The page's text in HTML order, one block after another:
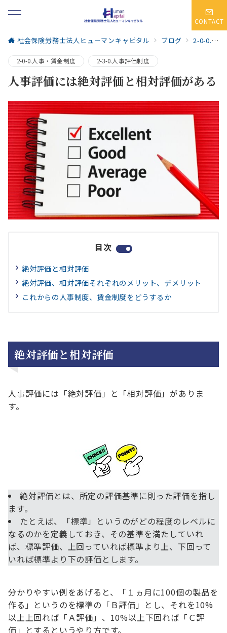
CONTACT
社会保険労務士法人ヒューマンキャピタル ブログ 2-0-0.人事・賃金制度
2-0-0.人事・賃金制度 2-3-0.人事評価制度
人事評価には絶対評価と相対評価がある
目次
絶対評価と相対評価
絶対評価、相対評価それぞれのメリット、デメリット
これからの人事制度、賃金制度をどうするか
絶対評価と相対評価
人事評価には「絶対評価」と「相対評価」がありま
す。
絶対評価とは、所定の評価基準に則った評価を指し
ます。
たとえば、「標準」というのがどの程度のレベルに
なるのかを定義しておき、その基準を満たしていれ
ば、標準評価、上回っていれば標準より上、下回って
いれば標準より下の評価とします。
分かりやすい例をあげると、「１ヵ月に100個の製品を
作る」というのを標準の「Ｂ評価」とし、それを10%
以上上回れば「Ａ評価」、10%以上下回れば「Ｃ評
価」とするというやり方です。